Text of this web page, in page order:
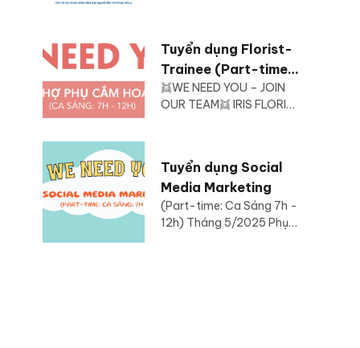
Tuyển dụng Florist-
Trainee (Part-time:
Ca Sáng 7h-12h)
Tháng 10/2025
👯WE NEED YOU – JOIN
OUR TEAM👯 IRIS FLORIST
Tuyển dụng Social
Media Marketing
(Part-time: Ca Sáng 7h -
12h) Tháng 5/2025 Phụ